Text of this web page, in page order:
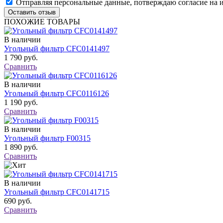
Отправляя персональные данные, потверждаю согласие на
ПОХОЖИЕ ТОВАРЫ
В наличии
Угольный фильтр CFC0141497
1 790 руб.
Сравнить
В наличии
Угольный фильтр CFC0116126
1 190 руб.
Сравнить
В наличии
Угольный фильтр F00315
1 890 руб.
Сравнить
В наличии
Угольный фильтр CFC0141715
690 руб.
Сравнить